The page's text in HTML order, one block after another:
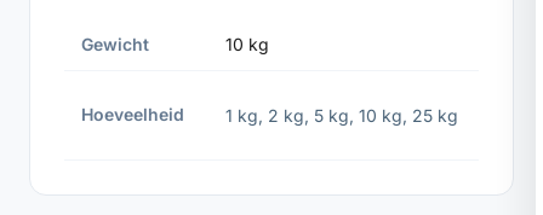
Gewicht 10 kg
Hoeveelheid 1 kg, 2 kg, 5 kg, 10 kg, 25 kg